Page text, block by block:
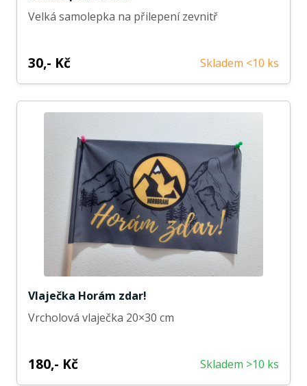
Velká samolepka na přilepení zevnitř
30,- Kč Skladem <10 ks
Vlaječka Horám zdar!
Vrcholová vlaječka 20×30 cm
180,- Kč Skladem >10 ks